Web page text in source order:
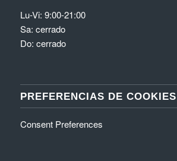
Lu-Vi: 9:00-21:00
Sa: cerrado
Do: cerrado
PREFERENCIAS DE COOKIES
Consent Preferences